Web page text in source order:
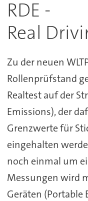
RDE -
Real
Zu der neuen
Rollenprüfstand
Realtest auf der
Emissions), der
Grenzwerte für
eingehalten
noch einmal um
Messungen wird
Geräten